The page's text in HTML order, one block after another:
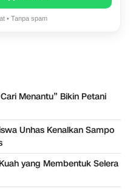
• Tanpa spam
Menantu” Bikin Petani
Unhas Kenalkan Sampo
yang Membentuk Selera